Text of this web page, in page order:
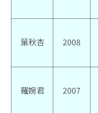
葉秋杏 2008
羅婉君 2007